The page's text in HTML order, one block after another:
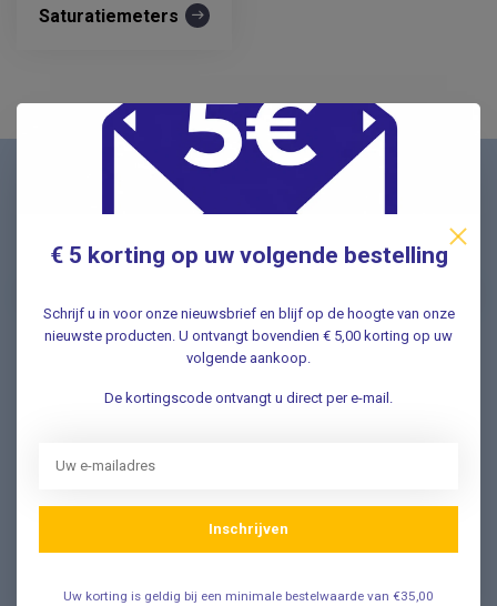
Saturatiemeters
Vragen? Wij helpen graag!
✔ Snelle antwoorden op veelgestelde vragen ✔ Direct
aankoop!
Klantenservice
Veelgestelde Vragen
Schrijf u in voor onze nieuwsbrief en ontvang als eerste
nieuwe aanbiedingen Meld u nu aan ➡️
€ 5 korting op uw volgende bestelling
Schrijf u in voor onze nieuwsbrief en blijf op de hoogte van onze
nieuwste producten. U ontvangt bovendien € 5,00 korting op uw
volgende aankoop.
De kortingscode ontvangt u direct per e-mail.
Inschrijven
Uw korting is geldig bij een minimale bestelwaarde van €35,00